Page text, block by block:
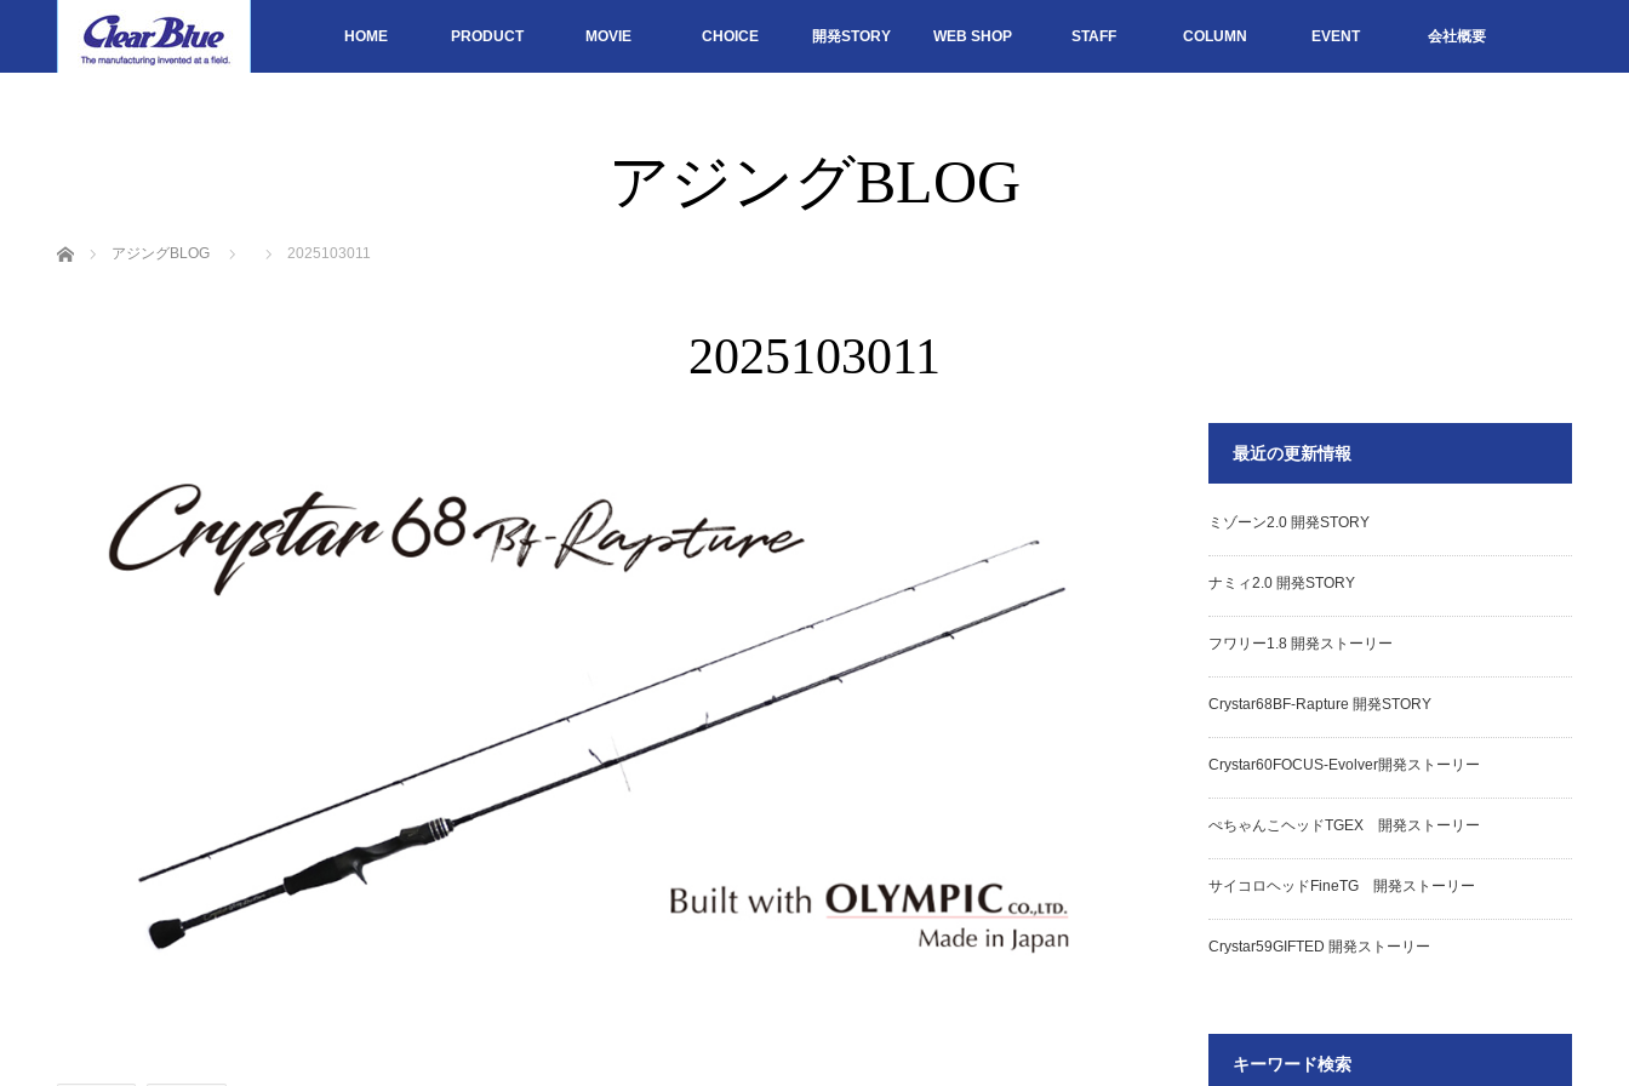
HOME PRODUCT MOVIE CHOICE 開発STORY WEB SHOP STAFF COLUMN EVENT 会社概要
アジングBLOG
ホーム アジングBLOG 2025103011
2025103011
最近の更新情報
ミゾーン2.0 開発STORY
ナミィ2.0 開発STORY
フワリー1.8 開発ストーリー
Crystar68BF-Rapture 開発STORY
Crystar60FOCUS-Evolver開発ストーリー
ぺちゃんこヘッドTGEX 開発ストーリー
サイコロヘッドFineTG 開発ストーリー
Crystar59GIFTED 開発ストーリー
キーワード検索